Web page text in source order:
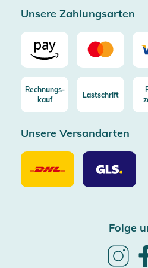
Unsere Zahlungsarten
Rechnungs-
kauf
Lastschrift
Unsere Versandarten
Unsere
Versandarten
DHL
Unsere
Versandarten
GLS
Folge